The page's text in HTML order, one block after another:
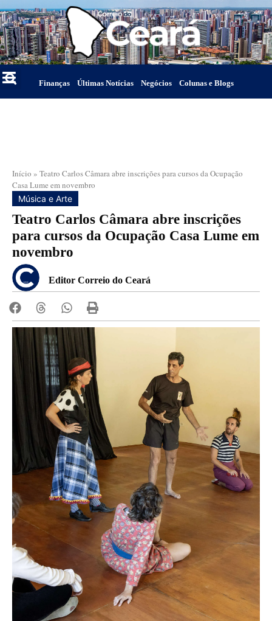
Finanças Últimas Notícias Negócios Colunas e Blogs
Início » Teatro Carlos Câmara abre inscrições para cursos da Ocupação
Casa Lume em novembro
Música e Arte
Teatro Carlos Câmara abre inscrições
para cursos da Ocupação Casa Lume em
novembro
Editor Correio do Ceará